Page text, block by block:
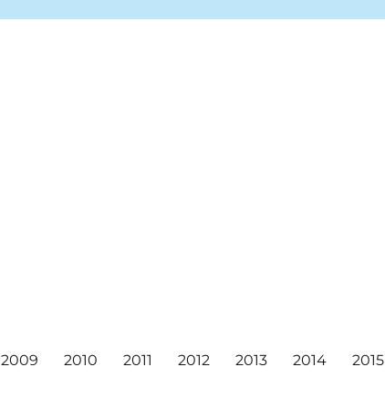
2009 2010 2011 2012 2013 2014 2015